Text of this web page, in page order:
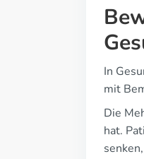
In
mit
Die
hat.